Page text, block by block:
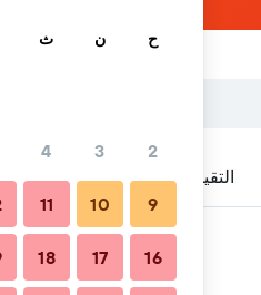
التقييمات الموقع الرحلات
ح ن ث
2
3
4
9
10
11
16
17
18